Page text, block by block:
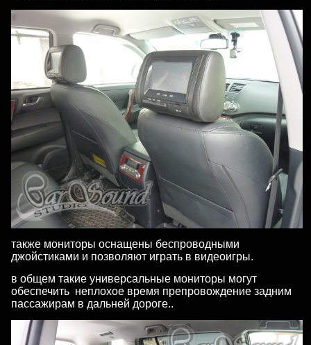
также мониторы оснащены беспроводными
джойстиками и позволяют играть в видеоигры.
в общем такие универсальные мониторы могут
обеспечить неплохое время препровождение задним
пассажирам в дальней дороге..